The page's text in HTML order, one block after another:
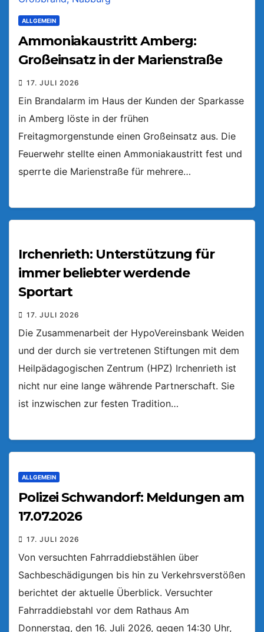
ALLGEMEIN
Ammoniakaustritt Amberg:
Großeinsatz in der Marienstraße
17. JULI 2026
Ein Brandalarm im Haus der Kunden der Sparkasse
in Amberg löste in der frühen
Freitagmorgenstunde einen Großeinsatz aus. Die
Feuerwehr stellte einen Ammoniakaustritt fest und
sperrte die Marienstraße für mehrere…
Irchenrieth: Unterstützung für
immer beliebter werdende
Sportart
17. JULI 2026
Die Zusammenarbeit der HypoVereinsbank Weiden
und der durch sie vertretenen Stiftungen mit dem
Heilpädagogischen Zentrum (HPZ) Irchenrieth ist
nicht nur eine lange währende Partnerschaft. Sie
ist inzwischen zur festen Tradition…
ALLGEMEIN
Polizei Schwandorf: Meldungen am
17.07.2026
17. JULI 2026
Von versuchten Fahrraddiebstählen über
Sachbeschädigungen bis hin zu Verkehrsverstößen
berichtet der aktuelle Überblick. Versuchter
Fahrraddiebstahl vor dem Rathaus Am
Donnerstag, den 16. Juli 2026, gegen 14:30 Uhr,